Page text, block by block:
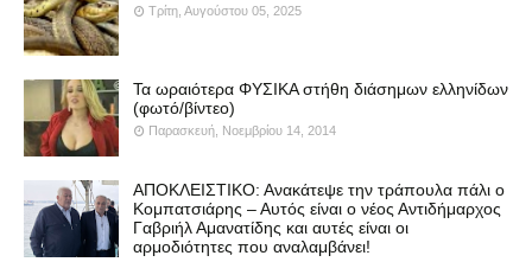
Τρίτη, Αυγούστου 05, 2025
Τα ωραιότερα ΦΥΣΙΚΑ στήθη διάσημων ελληνίδων
(φωτό/βίντεο)
Παρασκευή, Νοεμβρίου 14, 2014
ΑΠΟΚΛΕΙΣΤΙΚΟ: Ανακάτεψε την τράπουλα πάλι ο
Κομπατσιάρης – Αυτός είναι ο νέος Αντιδήμαρχος
Γαβριήλ Αμανατίδης και αυτές είναι οι
αρμοδιότητες που αναλαμβάνει!